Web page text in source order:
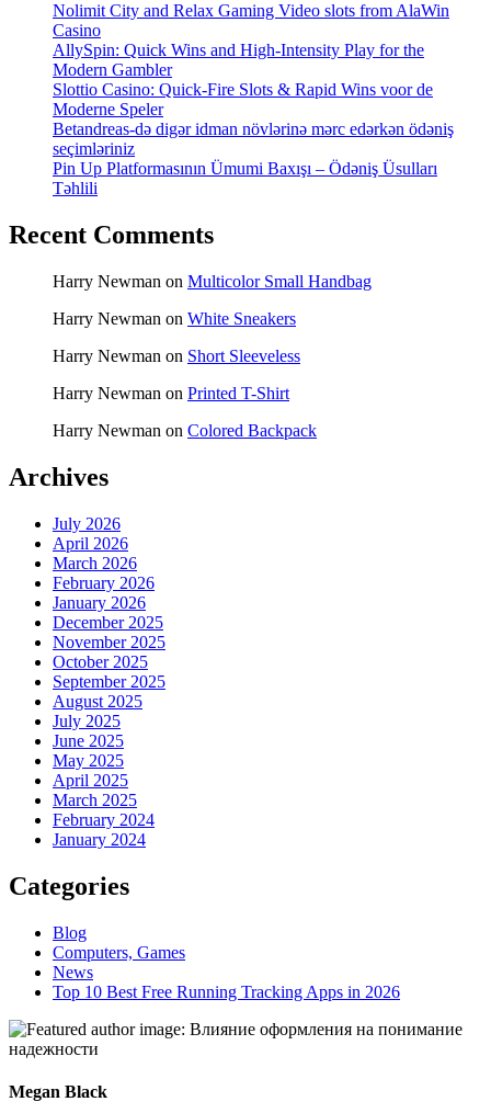
Nolimit City and Relax Gaming Video slots from AlaWin
Casino
AllySpin: Quick Wins and High‑Intensity Play for the
Modern Gambler
Slottio Casino: Quick‑Fire Slots & Rapid Wins voor de
Moderne Speler
Betandreas-də digər idman növlərinə mərc edərkən ödəniş
seçimləriniz
Pin Up Platformasının Ümumi Baxışı – Ödəniş Üsulları
Təhlili
Recent Comments
Harry Newman on Multicolor Small Handbag
Harry Newman on White Sneakers
Harry Newman on Short Sleeveless
Harry Newman on Printed T-Shirt
Harry Newman on Colored Backpack
Archives
July 2026
April 2026
March 2026
February 2026
January 2026
December 2025
November 2025
October 2025
September 2025
August 2025
July 2025
June 2025
May 2025
April 2025
March 2025
February 2024
January 2024
Categories
Blog
Computers, Games
News
Top 10 Best Free Running Tracking Apps in 2026
Megan Black